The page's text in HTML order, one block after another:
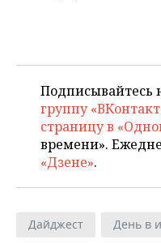
Подписывайтесь
группу
страницу в
времени».
«Дзене».
Дайджест День в